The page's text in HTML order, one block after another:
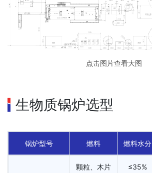
点击图片查看大图
生物质锅炉选型
锅炉型号 燃料 燃料水分
颗粒、木片 ≤35%